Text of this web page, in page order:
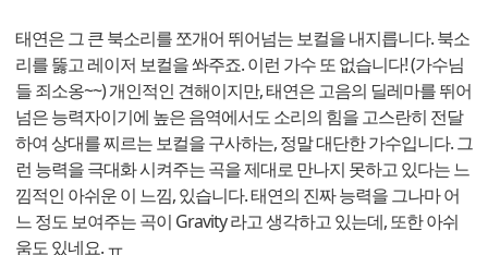
태연은 그 큰 북소리를 쪼개어 뛰어넘는 보컬을 내지릅니다. 북소
리를 뚫고 레이저 보컬을 쏴주죠. 이런 가수 또 없습니다! (가수님
들 죄소옹~~) 개인적인 견해이지만, 태연은 고음의 딜레마를 뛰어
넘은 능력자이기에 높은 음역에서도 소리의 힘을 고스란히 전달
하여 상대를 찌르는 보컬을 구사하는, 정말 대단한 가수입니다. 그
런 능력을 극대화 시켜주는 곡을 제대로 만나지 못하고 있다는 느
낌적인 아쉬운 이 느낌, 있습니다. 태연의 진짜 능력을 그나마 어
느 정도 보여주는 곡이 Gravity 라고 생각하고 있는데, 또한 아쉬
움도 있네요. ㅠ